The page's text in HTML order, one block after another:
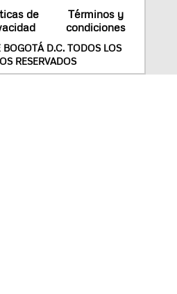
de
Términos y
condiciones
D.C. TODOS LOS
RESERVADOS